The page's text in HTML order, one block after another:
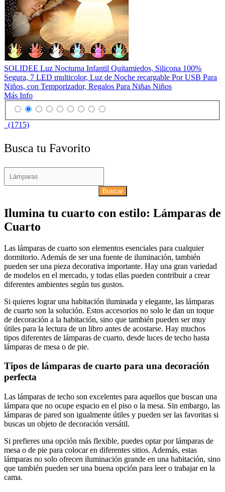
SOLIDEE Luz Nocturna Infantil Quitamiedos, Silicona 100%
Segura, 7 LED multicolor, Luz de Noche recargable Por USB Para
Niños, con Temporizador, Regalos Para Niñas Niños
Más Info
(1715)
Busca tu Favorito
Buscar
Ilumina tu cuarto con estilo: Lámparas de
Cuarto
Las lámparas de cuarto son elementos esenciales para cualquier
dormitorio. Además de ser una fuente de iluminación, también
pueden ser una pieza decorativa importante. Hay una gran variedad
de modelos en el mercado, y todas ellas pueden contribuir a crear
diferentes ambientes según tus gustos.
Si quieres lograr una habitación iluminada y elegante, las lámparas
de cuarto son la solución. Estos accesorios no solo le dan un toque
de decoración a la habitación, sino que también pueden ser muy
útiles para la lectura de un libro antes de acostarse. Hay muchos
tipos diferentes de lámparas de cuarto, desde luces de techo hasta
lámparas de mesa o de pie.
Tipos de lámparas de cuarto para una decoración
perfecta
Las lámparas de techo son excelentes para aquellos que buscan una
lámpara que no ocupe espacio en el piso o la mesa. Sin embargo, las
lámparas de pared son igualmente útiles y pueden ser las favoritas si
buscas un objeto de decoración versátil.
Si prefieres una opción más flexible, puedes optar por lámparas de
mesa o de pie para colocar en diferentes sitios. Además, estas
lámparas no solo ofrecen iluminación grande en una habitación, sino
que también pueden ser una buena opción para leer o trabajar en la
cama.